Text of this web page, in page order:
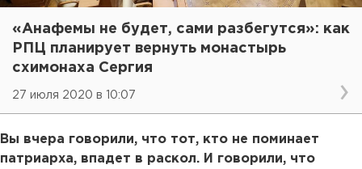
«Анафемы не будет, сами разбегутся»: как
РПЦ планирует вернуть монастырь
схимонаха Сергия
27 июля 2020 в 10:07
Вы вчера говорили, что тот, кто не поминает
патриарха, впадет в раскол. И говорили, что